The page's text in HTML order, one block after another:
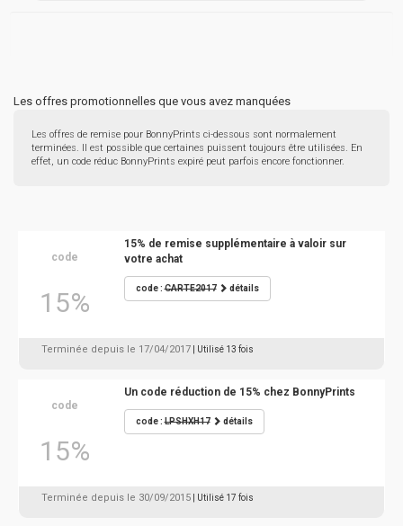
Les offres promotionnelles que vous avez manquées
Les offres de remise pour BonnyPrints ci-dessous sont normalement
terminées. Il est possible que certaines puissent toujours être utilisées. En
effet, un code réduc BonnyPrints expiré peut parfois encore fonctionner.
code
15%
15% de remise supplémentaire à valoir sur
votre achat
code :CARTE2017 détails
Terminée depuis le 17/04/2017 | Utilisé 13 fois
code
15%
Un code réduction de 15% chez BonnyPrints
code :LPSHXH17 détails
Terminée depuis le 30/09/2015 | Utilisé 17 fois